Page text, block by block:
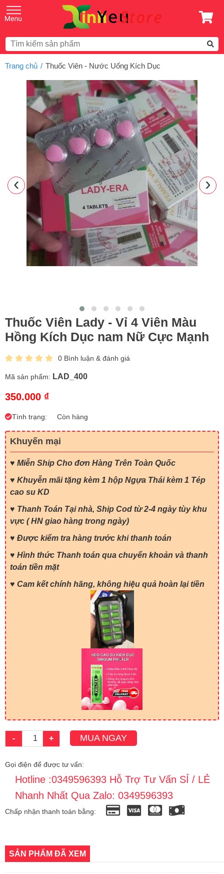
Trang chủ Thuốc Viên - Nước Uống Kích Dục
‹ ›
Thuốc Viên Lady - Vỉ 4 Viên Màu
Hồng Kích Dục nam Nữ Cực Mạnh
0 Bình luận & đánh giá
Mã sản phẩm: LAD_400
350.000 ₫
Tình trạng: Còn hàng
Khuyến mại
♥ Miễn Ship Cho đơn Hàng Trên Toàn Quốc
♥ Khuyễn mãi tặng kèm 1 hộp Ngựa Thái kèm 1 Tép
cao su KD
♥ Thanh Toán Tại nhà, Ship Cod từ 2-4 ngày tùy khu
vực ( HN giao hàng trong ngày)
♥ Được kiểm tra hàng trước khi thanh toán
♥ Hình thức Thanh toán qua chuyển khoản và thanh
toán tiền mặt
♥ Cam kết chính hãng, không hiệu quả hoàn lại tiền
- + MUA NGAY
Gọi điện để được tư vấn:
Hotline :0349596393 Hỗ Trợ Tư Vấn SỈ / LẺ
Nhanh Nhất Qua Zalo: 0349596393
Chấp nhận thanh toán bằng:
SẢN PHẨM ĐÃ XEM